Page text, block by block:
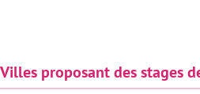
Villes proposant des stages